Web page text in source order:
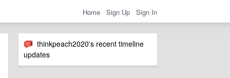
Home Sign Up Sign In
thinkpeach2020's recent timeline
updates